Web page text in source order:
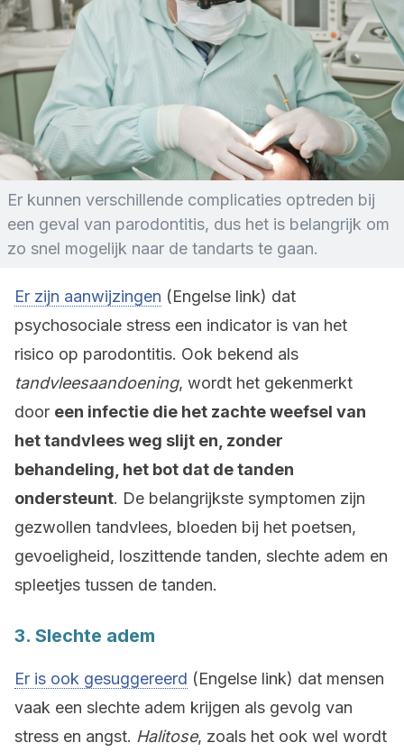
Er kunnen verschillende complicaties optreden bij
een geval van parodontitis, dus het is belangrijk om
zo snel mogelijk naar de tandarts te gaan.
Er zijn aanwijzingen (Engelse link) dat
psychosociale stress een indicator is van het
risico op parodontitis. Ook bekend als
tandvleesaandoening, wordt het gekenmerkt
door een infectie die het zachte weefsel van
het tandvlees weg slijt en, zonder
behandeling, het bot dat de tanden
ondersteunt. De belangrijkste symptomen zijn
gezwollen tandvlees, bloeden bij het poetsen,
gevoeligheid, loszittende tanden, slechte adem en
spleetjes tussen de tanden.
3. Slechte adem
Er is ook gesuggereerd (Engelse link) dat mensen
vaak een slechte adem krijgen als gevolg van
stress en angst. Halitose, zoals het ook wel wordt